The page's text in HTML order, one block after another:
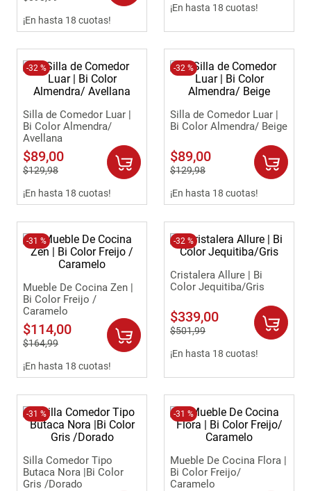
¡En hasta 18 cuotas!
¡En hasta 18 cuotas!
-32 %
Silla de Comedor Luar |
Bi Color Almendra/
Avellana
$89,00
$129,98
¡En hasta 18 cuotas!
-32 %
Silla de Comedor Luar |
Bi Color Almendra/ Beige
$89,00
$129,98
¡En hasta 18 cuotas!
-31 %
Mueble De Cocina Zen |
Bi Color Freijo /
Caramelo
$114,00
$164,99
¡En hasta 18 cuotas!
-32 %
Cristalera Allure | Bi
Color Jequitiba/Gris
$339,00
$501,99
¡En hasta 18 cuotas!
-31 %
Silla Comedor Tipo
Butaca Nora |Bi Color
Gris /Dorado
-31 %
Mueble De Cocina Flora |
Bi Color Freijo/
Caramelo